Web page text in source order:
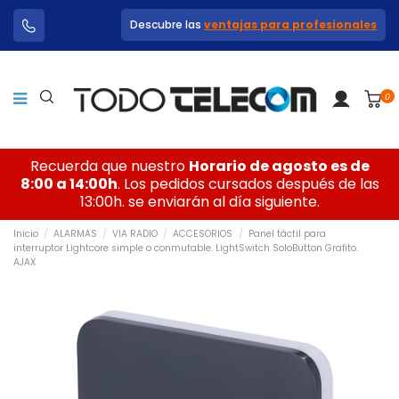
Descubre las ventajas para profesionales
0
Recuerda que nuestro Horario de agosto es de
8:00 a 14:00h. Los pedidos cursados después de las
13:00h. se enviarán al día siguiente.
Inicio ALARMAS VIA RADIO ACCESORIOS
Panel táctil para
interruptor Lightcore simple o conmutable. LightSwitch SoloButton Grafito.
AJAX